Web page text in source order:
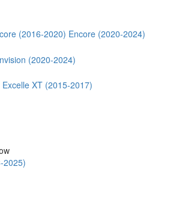
(2016-2020) Encore (2020-2024)
(2020-2024)
Excelle XT (2015-2017)
2025)